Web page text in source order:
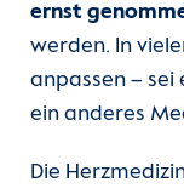
ernst
werden. In
anpassen – sei
ein anderes
Die